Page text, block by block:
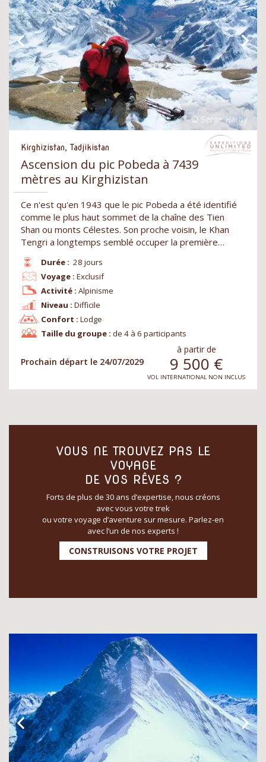
Kirghizistan, Tadjikistan
Ascension du pic Pobeda à 7439
mètres au Kirghizistan
Ce n'est qu'en 1943 que le pic Pobeda a été identifié
comme le plus haut sommet de la chaîne des Tien
Shan ou monts Célestes. Son proche voisin, le Khan
Tengri a longtemps semblé occuper la première…
Durée : 28 jours
Niveau : Difficile
Voyage : Exclusif
Confort : Lodge
Activité : Alpinisme
Taille du groupe : de 4 à 6 participants
Prochain départ le 24/07/2029
à partir de
9 500 €
VOL INTERNATIONAL NON INCLUS
VOUS NE TROUVEZ PAS LE
VOYAGE
DE VOS RÊVES ?
Forts de plus de 30 ans d’expertise, nous créons
avec vous votre trek
ou votre voyage d’aventure sur mesure. Parlez-en
avec l’un de nos experts !
CONSTRUISONS VOTRE PROJET